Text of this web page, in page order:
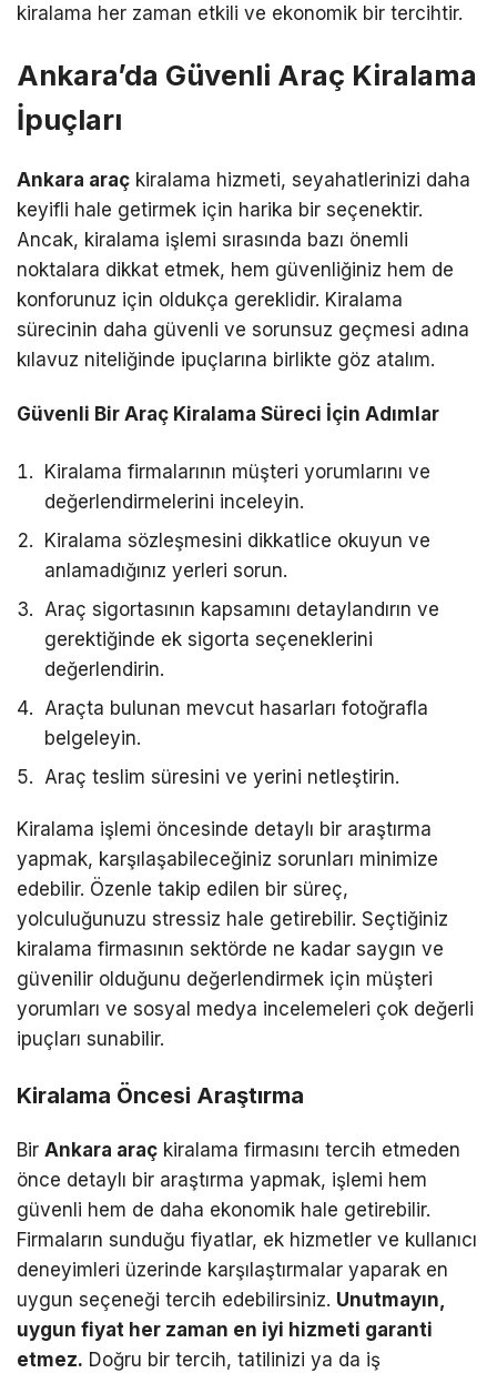
kiralama her zaman etkili ve ekonomik bir tercihtir.
Ankara’da Güvenli Araç Kiralama
İpuçları
Ankara araç kiralama hizmeti, seyahatlerinizi daha
keyifli hale getirmek için harika bir seçenektir.
Ancak, kiralama işlemi sırasında bazı önemli
noktalara dikkat etmek, hem güvenliğiniz hem de
konforunuz için oldukça gereklidir. Kiralama
sürecinin daha güvenli ve sorunsuz geçmesi adına
kılavuz niteliğinde ipuçlarına birlikte göz atalım.
Güvenli Bir Araç Kiralama Süreci İçin Adımlar
Kiralama firmalarının müşteri yorumlarını ve
değerlendirmelerini inceleyin.
Kiralama sözleşmesini dikkatlice okuyun ve
anlamadığınız yerleri sorun.
Araç sigortasının kapsamını detaylandırın ve
gerektiğinde ek sigorta seçeneklerini
değerlendirin.
Araçta bulunan mevcut hasarları fotoğrafla
belgeleyin.
Araç teslim süresini ve yerini netleştirin.
Kiralama işlemi öncesinde detaylı bir araştırma
yapmak, karşılaşabileceğiniz sorunları minimize
edebilir. Özenle takip edilen bir süreç,
yolculuğunuzu stressiz hale getirebilir. Seçtiğiniz
kiralama firmasının sektörde ne kadar saygın ve
güvenilir olduğunu değerlendirmek için müşteri
yorumları ve sosyal medya incelemeleri çok değerli
ipuçları sunabilir.
Kiralama Öncesi Araştırma
Bir Ankara araç kiralama firmasını tercih etmeden
önce detaylı bir araştırma yapmak, işlemi hem
güvenli hem de daha ekonomik hale getirebilir.
Firmaların sunduğu fiyatlar, ek hizmetler ve kullanıcı
deneyimleri üzerinde karşılaştırmalar yaparak en
uygun seçeneği tercih edebilirsiniz. Unutmayın,
uygun fiyat her zaman en iyi hizmeti garanti
etmez. Doğru bir tercih, tatilinizi ya da iş